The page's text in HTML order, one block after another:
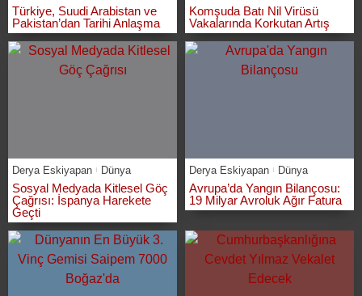
Türkiye, Suudi Arabistan ve
Pakistan’dan Tarihi Anlaşma
Komşuda Batı Nil Virüsü
Vakalarında Korkutan Artış
Derya Eskiyapan Dünya
Sosyal Medyada Kitlesel Göç
Çağrısı: İspanya Harekete
Geçti
Derya Eskiyapan Dünya
Avrupa’da Yangın Bilançosu:
19 Milyar Avroluk Ağır Fatura